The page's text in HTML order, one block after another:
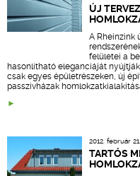
ÚJ
A Rheinzink
felületei a
hasonlítható eleganciáját
csak egyes épületrészeken, új
passzívházak
2012. február 21.
TARTÓS